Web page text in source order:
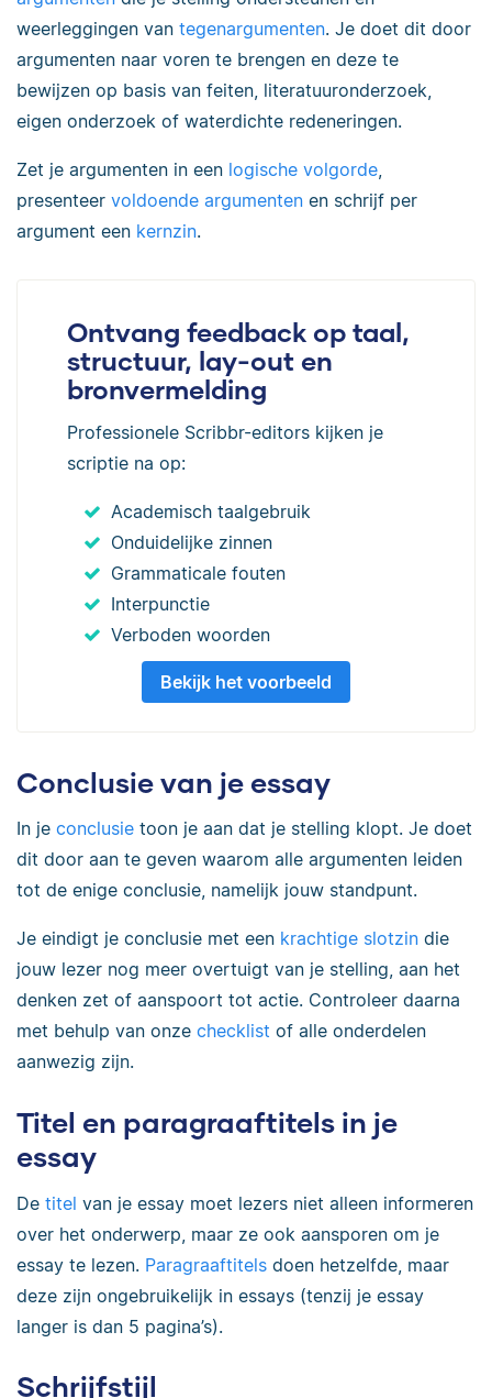
weerleggingen van tegenargumenten. Je doet dit door
argumenten naar voren te brengen en deze te
bewijzen op basis van feiten, literatuuronderzoek,
eigen onderzoek of waterdichte redeneringen.
Zet je argumenten in een logische volgorde
presenteer voldoende argumenten en schrijf per
argument een kernzin.
Ontvang feedback op taal,
structuur, lay-out en
bronvermelding
Professionele Scribbr-editors kijken je
scriptie na op:
Academisch taalgebruik
Onduidelijke zinnen
Grammaticale fouten
Interpunctie
Verboden woorden
Bekijk het voorbeeld
Conclusie van je essay
In je conclusie toon je aan dat je stelling klopt. Je doet
dit door aan te geven waarom alle argumenten leiden
tot de enige conclusie, namelijk jouw standpunt.
Je eindigt je conclusie met een krachtige slotzin die
jouw lezer nog meer overtuigt van je stelling, aan het
denken zet of aanspoort tot actie. Controleer daarna
met behulp van onze checklist of alle onderdelen
aanwezig zijn.
Titel en paragraaftitels in je
essay
De titel van je essay moet lezers niet alleen informeren
over het onderwerp, maar ze ook aansporen om je
essay te lezen. Paragraaftitels doen hetzelfde, maar
deze zijn ongebruikelijk in essays (tenzij je essay
langer is dan 5 pagina’s).
Schrijfstijl